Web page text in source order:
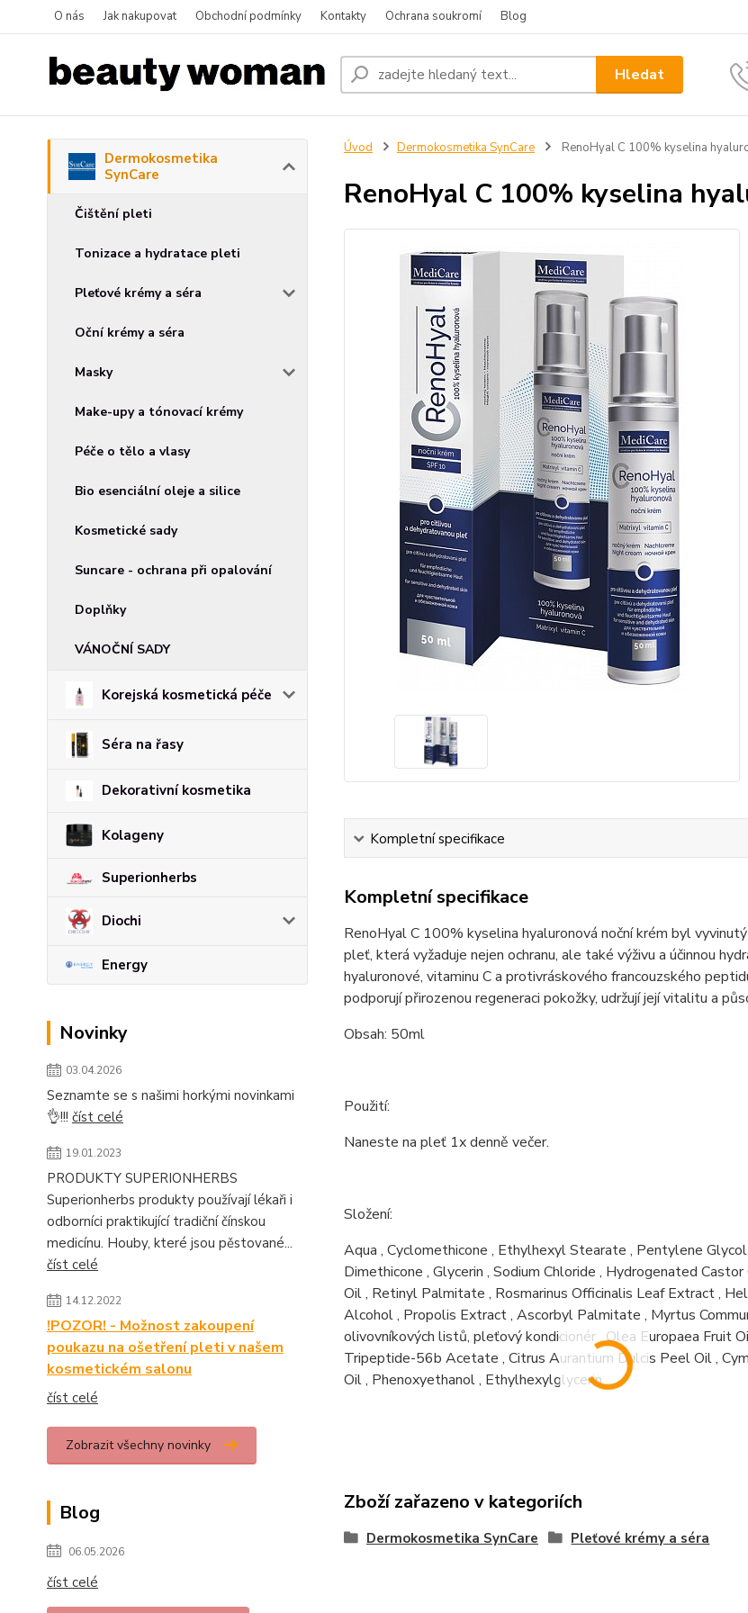
O nás Jak nakupovat Obchodní podmínky Kontakty Ochrana soukromí Blog
Hledat
Dermokosmetika
SynCare
Čištění pleti
Tonizace a hydratace pleti
Pleťové krémy a séra
Oční krémy a séra
Masky
Make-upy a tónovací krémy
Péče o tělo a vlasy
Bio esenciální oleje a silice
Kosmetické sady
Suncare - ochrana při opalování
Doplňky
VÁNOČNÍ SADY
Korejská kosmetická péče
Séra na řasy
Dekorativní kosmetika
Kolageny
Superionherbs
Diochi
Energy
Novinky
03.04.2026
Seznamte se s našimi horkými novinkami
👌!!! číst celé
19.01.2023
PRODUKTY SUPERIONHERBS
Superionherbs produkty používají lékaři i
odborníci praktikující tradiční čínskou
medicínu. Houby, které jsou pěstované...
číst celé
14.12.2022
!POZOR! - Možnost zakoupení
poukazu na ošetření pleti v našem
kosmetickém salonu
číst celé
Zobrazit všechny novinky
Blog
06.05.2026
číst celé
Úvod Dermokosmetika SynCare RenoHyal C 100% kyselina
RenoHyal C 100% kyselina
Kompletní specifikace
Kompletní specifikace
RenoHyal C 100% kyselina hyaluronová noční krém byl
pleť, která vyžaduje nejen ochranu, ale také výživu a účinnou
hyaluronové, vitaminu C a protivráskového francouzského
podporují přirozenou regeneraci pokožky, udržují její vitalitu a
Obsah: 50ml
Použití:
Naneste na pleť 1x denně večer.
Složení:
Aqua , Cyclomethicone , Ethylhexyl Stearate , Pentylene Glycol
Dimethicone , Glycerin , Sodium Chloride , Hydrogenated Castor
Oil, Retinyl Palmitate , Rosmarinus Officinalis Leaf Extract,
Alcohol, Propolis Extract, Ascorbyl Palmitate , Myrtus
olivovníkových listů, pleťový kondicionér,Olea Europaea Fruit
Tripeptide-56b Acetate , Citrus Aurantium Dulcis Peel Oil,
Oil, Phenoxyethanol, Ethylhexylglycerin
Zboží zařazeno v kategoriích
Dermokosmetika SynCare Pleťové krémy a séra